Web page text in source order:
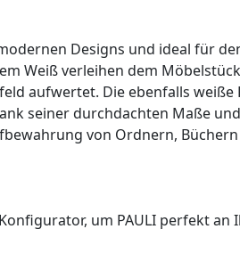
Designs und ideal für
Weiß verleihen dem
aufwertet. Die ebenfalls weiße
seiner durchdachten Maße
von Ordnern,
um PAULI perfekt an